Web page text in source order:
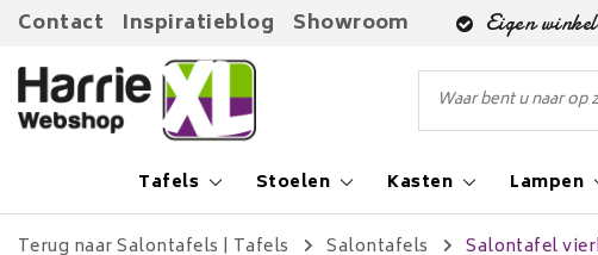
Contact Inspiratieblog Showroom Eigen
Tafels Stoelen Kasten Lampen
Terug naar Salontafels | Tafels Salontafels Salontafel